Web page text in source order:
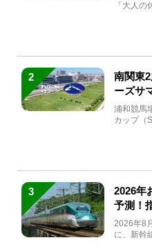
「大人
2
南関東
ーズサ
馬と見
浦和競馬
カップ（
3
2026年
予測！
急券も
2026年8
に、新幹